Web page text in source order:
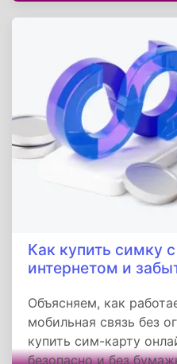
Метохии
Как купить симку
интернетом и
Объясняем, как
мобильная связь без
купить сим-карту
безопасно и без